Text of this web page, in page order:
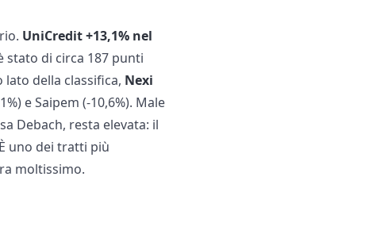
UniCredit +13,1% nel
stato di circa 187 punti
della classifica, Nexi
e Saipem (-10,6%). Male
Debach, resta elevata: il
uno dei tratti più
moltissimo.